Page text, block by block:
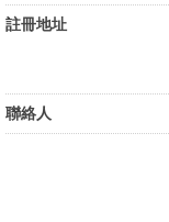
註冊地址
聯絡人